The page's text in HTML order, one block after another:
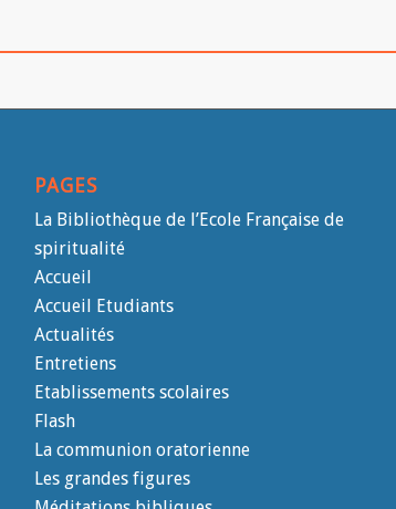
PAGES
La Bibliothèque de l’Ecole Française de
spiritualité
Accueil
Accueil Etudiants
Actualités
Entretiens
Etablissements scolaires
Flash
La communion oratorienne
Les grandes figures